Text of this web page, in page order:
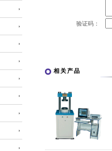
验证码：
相关产品